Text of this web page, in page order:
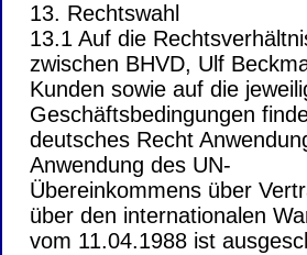
13. Rechtswahl
13.1 Auf die
zwischen BHVD, Ulf
Kunden sowie auf die
Geschäftsbedingungen
deutsches Recht
Anwendung des UN-
Übereinkommens über
über den internationalen
vom 11.04.1988 ist